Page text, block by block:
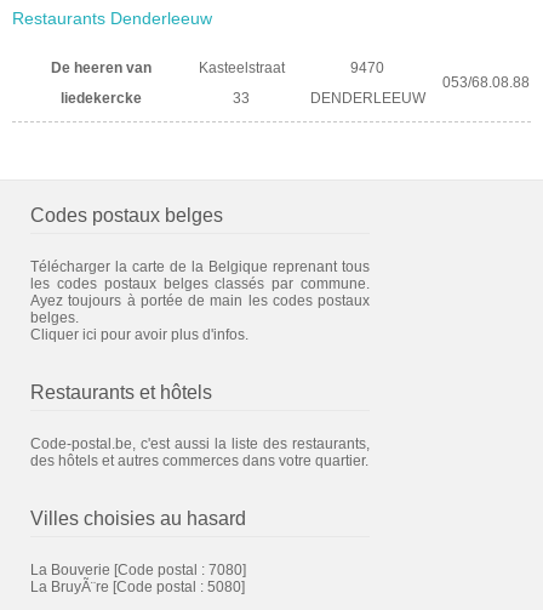
Restaurants Denderleeuw
De heeren van
liedekercke
Kasteelstraat
33
9470
DENDERLEEUW
053/68.08.88
Codes postaux belges
Télécharger la carte de la Belgique reprenant tous
les codes postaux belges classés par commune.
Ayez toujours à portée de main les codes postaux
belges.
Cliquer ici pour avoir plus d'infos.
Restaurants et hôtels
Code-postal.be, c'est aussi la liste des restaurants,
des hôtels et autres commerces dans votre quartier.
Villes choisies au hasard
La Bouverie [Code postal : 7080]
La BruyÃ¨re [Code postal : 5080]